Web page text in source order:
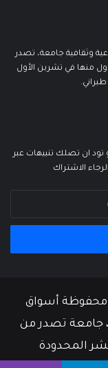
وثقافية جامعة، تصدر
منها في تشرين الأول
تود ان تصلك تنبيهات عبر
الاشتراك
الحقوق محفوظة أسواق
جامعة تصدر من
المحدودة